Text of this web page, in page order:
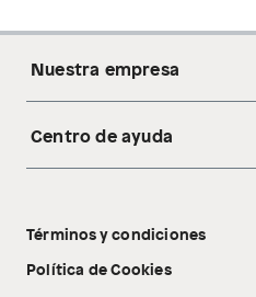
Nuestra empresa
Acerca de nosotros
Tecnología Pillow Walk
Centro de ayuda
Libro de reclamaciones
Términos y condiciones
Política de Cookies